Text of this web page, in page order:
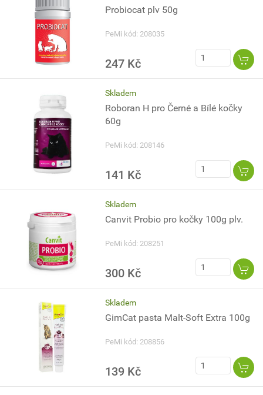
Probiocat plv 50g
PeMi kód: 208035
247 Kč
Skladem
Roboran H pro Černé a Bílé kočky
60g
PeMi kód: 208146
141 Kč
Skladem
Canvit Probio pro kočky 100g plv.
PeMi kód: 208251
300 Kč
Skladem
GimCat pasta Malt-Soft Extra 100g
PeMi kód: 208856
139 Kč